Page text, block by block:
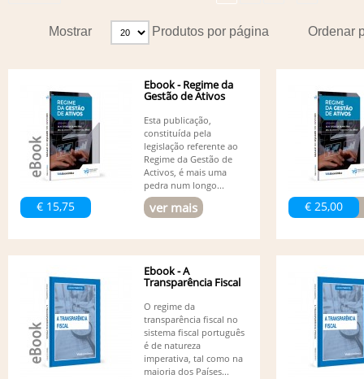
Ordenar
Mostrar Produtos por página
€ 15,75
Ebook - Regime da
Gestão de Ativos
Esta publicação,
constituída pela
legislação referente ao
Regime da Gestão de
Activos, é mais uma
pedra num longo...
ver mais € 25,00
Ebook - A
Transparência Fiscal
O regime da
transparência fiscal no
sistema fiscal português
é de natureza
imperativa, tal como na
maioria dos Países...